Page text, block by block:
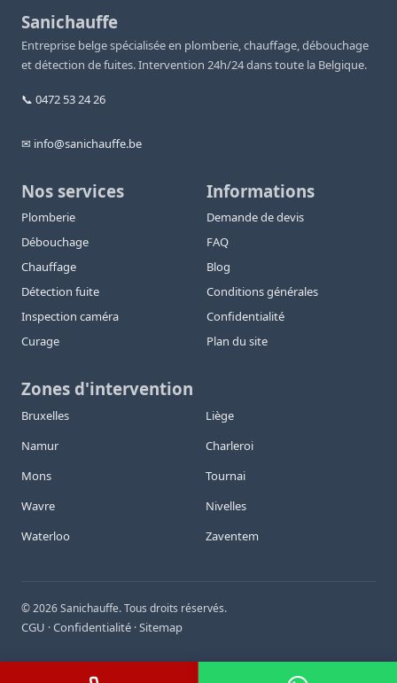
Sanichauffe
Entreprise belge spécialisée en plomberie, chauffage, débouchage
et détection de fuites. Intervention 24h/24 dans toute la Belgique.
📞 0472 53 24 26
✉ info@sanichauffe.be
Nos services
Plomberie
Débouchage
Chauffage
Détection fuite
Inspection caméra
Curage
Informations
Demande de devis
FAQ
Blog
Conditions générales
Confidentialité
Plan du site
Zones d'intervention
Bruxelles
Liège
Namur
Charleroi
Mons
Tournai
Wavre
Nivelles
Waterloo
Zaventem
©2026Sanichauffe. Tous droits réservés.
CGU ·Confidentialité ·Sitemap